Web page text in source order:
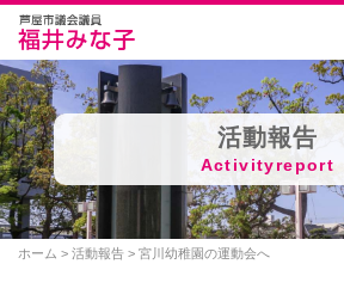
活動報告
Activityreport
ホーム > 活動報告 > 宮川幼稚園の運動会へ